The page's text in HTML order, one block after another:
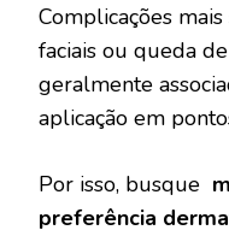
Complicações
faciais ou queda
geralmente
aplicação em
Por isso, busque
preferência